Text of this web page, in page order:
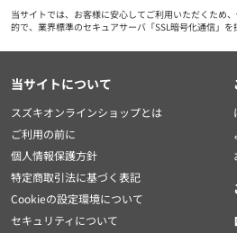
当サイトでは、お客様に安心してご利用いただくため
的で、業界標準のセキュアサーバ「SSL暗号化通信」を
当サイトについて
スズキオンラインショップとは
ご利用の前に
個人情報保護方針
特定商取引法に基づく表記
Cookieの設定環境について
セキュリティについて